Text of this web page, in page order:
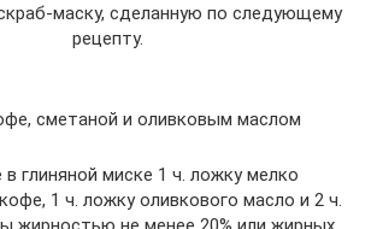
маску, сделанную по следующему
рецепту.
сметаной и оливковым маслом
глиняной миске 1 ч. ложку мелко
1 ч. ложку оливкового масло и 2 ч.